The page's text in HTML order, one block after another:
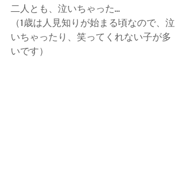
二人とも、泣いちゃった...
（1歳は人見知りが始まる頃なので、泣
いちゃったり、笑ってくれない子が多
いです）